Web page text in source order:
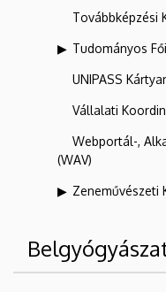
Továbbképzési
Tudományos
UNIPASS
Vállalati
Webportál-,
(WAV)
Zeneművészeti